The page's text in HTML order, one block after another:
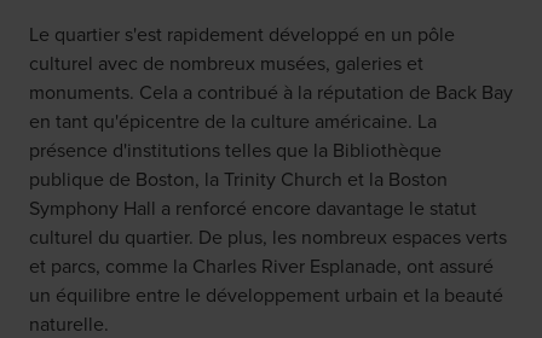
Le quartier s'est rapidement développé en un pôle
culturel avec de nombreux musées, galeries et
monuments. Cela a contribué à la réputation de Back Bay
en tant qu'épicentre de la culture américaine. La
présence d'institutions telles que la Bibliothèque
publique de Boston, la Trinity Church et la Boston
Symphony Hall a renforcé encore davantage le statut
culturel du quartier. De plus, les nombreux espaces verts
et parcs, comme la Charles River Esplanade, ont assuré
un équilibre entre le développement urbain et la beauté
naturelle.